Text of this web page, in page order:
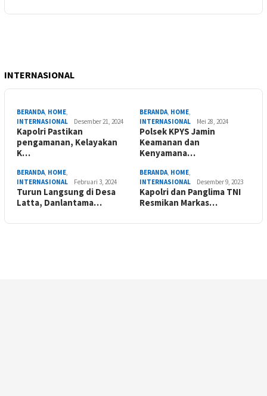
INTERNASIONAL
BERANDA, HOME,
INTERNASIONAL
Desember 21, 2024
Kapolri Pastikan
pengamanan, Kelayakan
K…
BERANDA, HOME,
INTERNASIONAL
Mei 28, 2024
Polsek KPYS Jamin
Keamanan dan
Kenyamana…
BERANDA, HOME,
INTERNASIONAL
Februari 3, 2024
Turun Langsung di Desa
Latta, Danlantama…
BERANDA, HOME,
INTERNASIONAL
Desember 9, 2023
Kapolri dan Panglima TNI
Resmikan Markas…